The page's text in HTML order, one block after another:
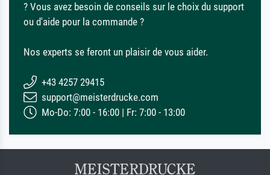
? Vous avez besoin de conseils sur le choix du support
ou d'aide pour la commande ?
Nos experts se feront un plaisir de vous aider.
+43 4257 29415
support@meisterdrucke.com
Mo-Do: 7:00 - 16:00 | Fr: 7:00 - 13:00